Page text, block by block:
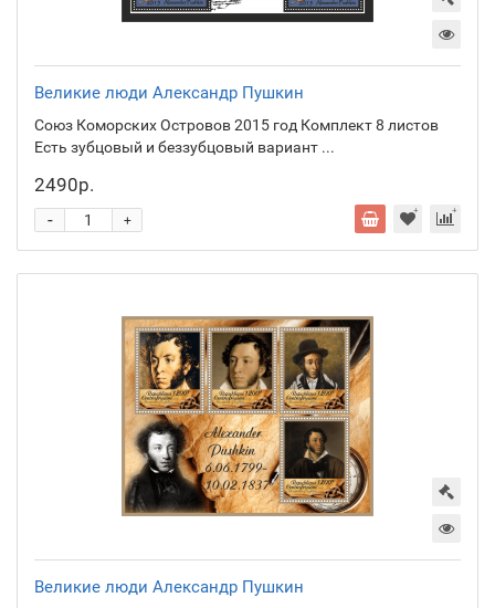
Великие люди Александр Пушкин
Союз Коморских Островов 2015 год Комплект 8 листов
Есть зубцовый и беззубцовый вариант ...
2490р.
+
-
Великие люди Александр Пушкин